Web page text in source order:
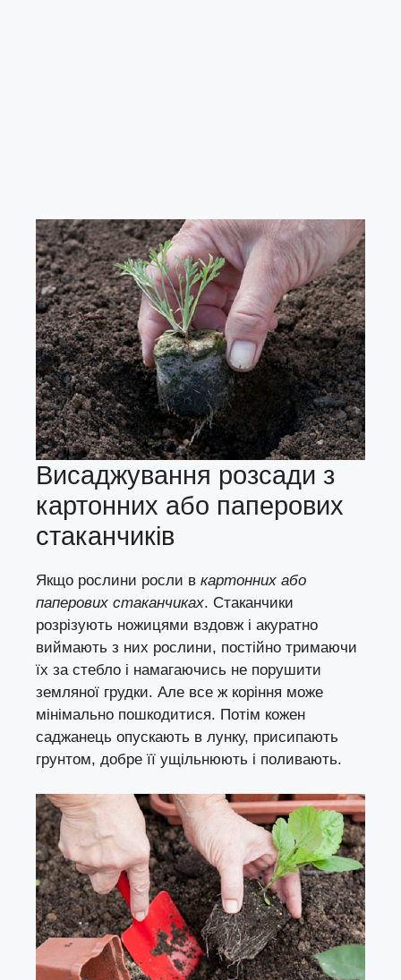
Висаджування розсади з
картонних або паперових
стаканчиків
Якщо рослини росли в картонних або
паперових стаканчиках. Стаканчики
розрізують ножицями вздовж і акуратно
виймають з них рослини, постійно тримаючи
їх за стебло і намагаючись не порушити
земляної грудки. Але все ж коріння може
мінімально пошкодитися. Потім кожен
саджанець опускають в лунку, присипають
грунтом, добре її ущільнюють і поливають.